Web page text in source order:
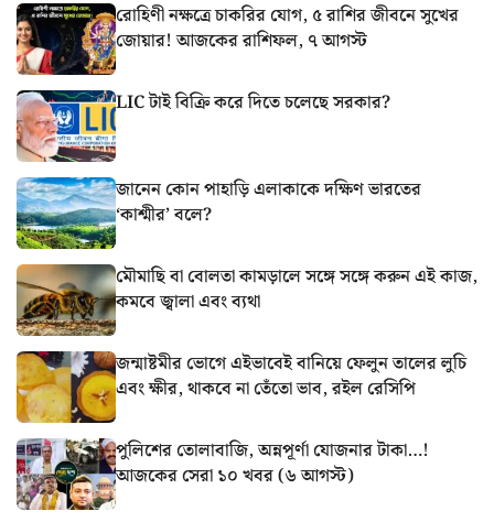
রোহিণী নক্ষত্রে চাকরির যোগ, ৫ রাশির জীবনে সুখের
জোয়ার! আজকের রাশিফল, ৭ আগস্ট
LIC টাই বিক্রি করে দিতে চলেছে সরকার?
জানেন কোন পাহাড়ি এলাকাকে দক্ষিণ ভারতের
‘কাশ্মীর’ বলে?
মৌমাছি বা বোলতা কামড়ালে সঙ্গে সঙ্গে করুন এই কাজ,
কমবে জ্বালা এবং ব্যথা
জন্মাষ্টমীর ভোগে এইভাবেই বানিয়ে ফেলুন তালের লুচি
এবং ক্ষীর, থাকবে না তেঁতো ভাব, রইল রেসিপি
পুলিশের তোলাবাজি, অন্নপূর্ণা যোজনার টাকা…!
আজকের সেরা ১০ খবর (৬ আগস্ট)